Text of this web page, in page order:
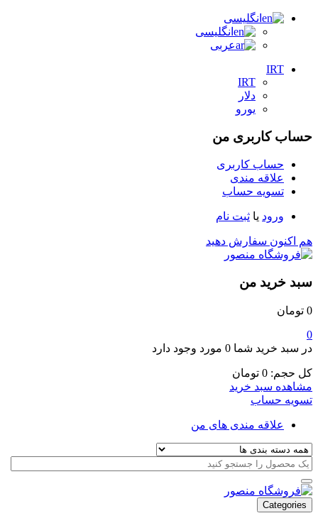
انگلیسی
انگلیسی
عربی
IRT
IRT
دلار
یورو
حساب کاربری من
حساب کاربری
علاقه مندی
تسویه حساب
ورود یا ثبت نام
هم اکنون سفارش دهید
سبد خرید من
0 تومان
0
در سبد خرید شما 0 مورد وجود دارد
کل حجم: 0 تومان
مشاهده سبد خرید
تسویه حساب
علاقه مندی های من
Categories